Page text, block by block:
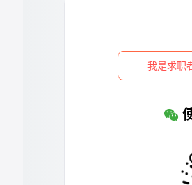
我是求职